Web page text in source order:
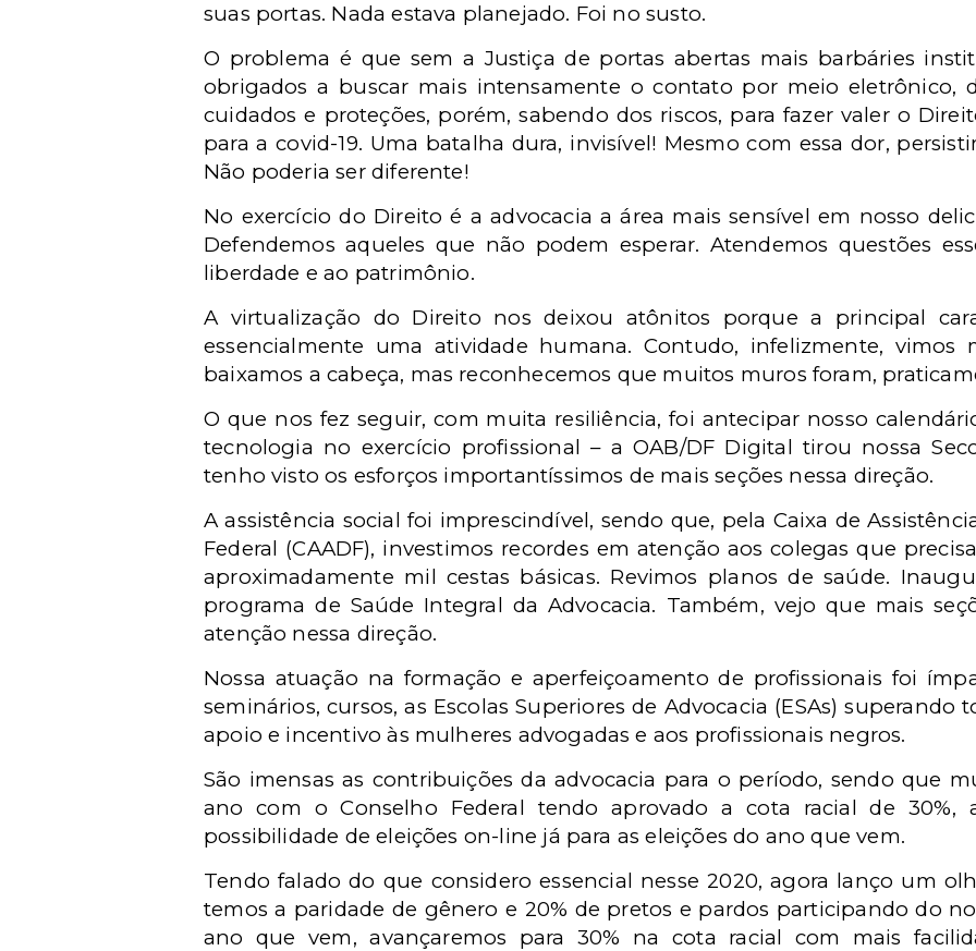
suas portas. Nada estava planejado. Foi no susto.
O problema é que sem a Justiça de portas abertas mais barbáries
obrigados a buscar mais intensamente o contato por meio eletrônico,
cuidados e proteções, porém, sabendo dos riscos, para fazer valer o
para a covid-19. Uma batalha dura, invisível! Mesmo com essa dor,
Não poderia ser diferente!
No exercício do Direito é a advocacia a área mais sensível em nosso
Defendemos aqueles que não podem esperar. Atendemos questões
liberdade e ao patrimônio.
A virtualização do Direito nos deixou atônitos porque a principal
essencialmente uma atividade humana. Contudo, infelizmente, vimos
baixamos a cabeça, mas reconhecemos que muitos muros foram,
O que nos fez seguir, com muita resiliência, foi antecipar nosso
tecnologia no exercício profissional – a OAB/DF Digital tirou nossa
tenho visto os esforços importantíssimos de mais seções nessa direção.
A assistência social foi imprescindível, sendo que, pela Caixa de
Federal (CAADF), investimos recordes em atenção aos colegas que
aproximadamente mil cestas básicas. Revimos planos de saúde.
programa de Saúde Integral da Advocacia. Também, vejo que mais
atenção nessa direção.
Nossa atuação na formação e aperfeiçoamento de profissionais foi
seminários, cursos, as Escolas Superiores de Advocacia (ESAs) superando
apoio e incentivo às mulheres advogadas e aos profissionais negros.
São imensas as contribuições da advocacia para o período, sendo que
ano com o Conselho Federal tendo aprovado a cota racial de 30%,
possibilidade de eleições on-line já para as eleições do ano que vem.
Tendo falado do que considero essencial nesse 2020, agora lanço um
temos a paridade de gênero e 20% de pretos e pardos participando do
ano que vem, avançaremos para 30% na cota racial com mais